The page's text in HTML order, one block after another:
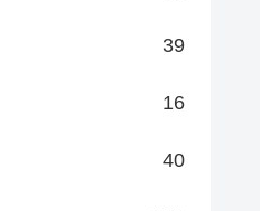
39
16
40